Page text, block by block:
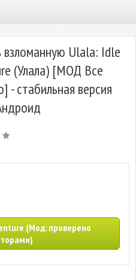
взломанную Ulala: Idle
(Улала) [МОД Все
- стабильная версия
(Мод: проверено